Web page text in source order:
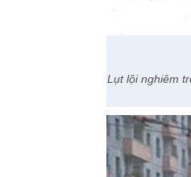
Lụt lội nghiêm